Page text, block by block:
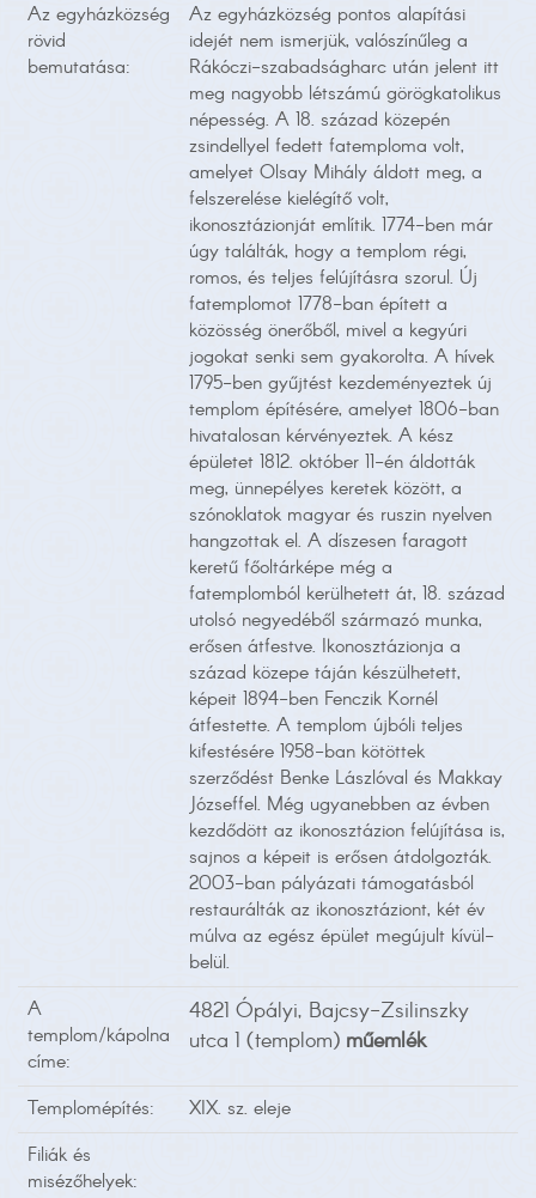
Az egyházközség
rövid
bemutatása:
Az egyházközség pontos alapítási
idejét nem ismerjük, valószínűleg a
Rákóczi-szabadságharc után jelent itt
meg nagyobb létszámú görögkatolikus
népesség. A 18. század közepén
zsindellyel fedett fatemploma volt,
amelyet Olsay Mihály áldott meg, a
felszerelése kielégítő volt,
ikonosztázionját említik. 1774-ben már
úgy találták, hogy a templom régi,
romos, és teljes felújításra szorul. Új
fatemplomot 1778-ban épített a
közösség önerőből, mivel a kegyúri
jogokat senki sem gyakorolta. A hívek
1795-ben gyűjtést kezdeményeztek új
templom építésére, amelyet 1806-ban
hivatalosan kérvényeztek. A kész
épületet 1812. október 11-én áldották
meg, ünnepélyes keretek között, a
szónoklatok magyar és ruszin nyelven
hangzottak el. A díszesen faragott
keretű főoltárképe még a
fatemplomból kerülhetett át, 18. század
utolsó negyedéből származó munka,
erősen átfestve. Ikonosztázionja a
század közepe táján készülhetett,
képeit 1894-ben Fenczik Kornél
átfestette. A templom újbóli teljes
kifestésére 1958-ban kötöttek
szerződést Benke Lászlóval és Makkay
Józseffel. Még ugyanebben az évben
kezdődött az ikonosztázion felújítása is,
sajnos a képeit is erősen átdolgozták.
2003-ban pályázati támogatásból
restaurálták az ikonosztáziont, két év
múlva az egész épület megújult kívül-
belül.
A
templom/kápolna
címe:
4821 Ópályi, Bajcsy-Zsilinszky
utca 1 (templom) műemlék
Templomépítés:
XIX. sz. eleje
Filiák és
misézőhelyek: